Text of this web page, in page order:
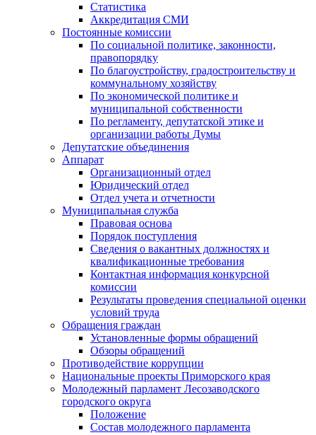
Статистика
Аккредитация СМИ
Постоянные комиссии
По социальной политике, законности,
правопорядку
По благоустройству, градостроительству и
коммунальному хозяйству
По экономической политике и
муниципальной собственности
По регламенту, депутатской этике и
организации работы Думы
Депутатские объединения
Аппарат
Организационный отдел
Юридический отдел
Отдел учета и отчетности
Муниципальная служба
Правовая основа
Порядок поступления
Сведения о вакантных должностях и
квалификационные требования
Контактная информация конкурсной
комиссии
Результаты проведения специальной оценки
условий труда
Обращения граждан
Установленные формы обращений
Обзоры обращений
Противодействие коррупции
Национальные проекты Приморского края
Молодежный парламент Лесозаводского
городского округа
Положение
Состав молодежного парламента